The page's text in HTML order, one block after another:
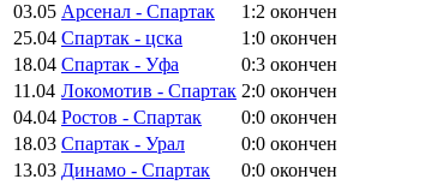
03.05 Арсенал - Спартак 1:2 окончен
25.04 Спартак - цска 1:0 окончен
18.04 Спартак - Уфа 0:3 окончен
11.04 Локомотив - Спартак 2:0 окончен
04.04 Ростов - Спартак 0:0 окончен
18.03 Спартак - Урал 0:0 окончен
13.03 Динамо - Спартак 0:0 окончен